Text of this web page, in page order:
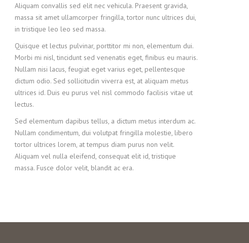
Aliquam convallis sed elit nec vehicula. Praesent gravida,
massa sit amet ullamcorper fringilla, tortor nunc ultrices dui,
in tristique leo leo sed massa.
Quisque et lectus pulvinar, porttitor mi non, elementum dui.
Morbi mi nisl, tincidunt sed venenatis eget, finibus eu mauris.
Nullam nisi lacus, feugiat eget varius eget, pellentesque
dictum odio. Sed sollicitudin viverra est, at aliquam metus
ultrices id. Duis eu purus vel nisl commodo facilisis vitae ut
lectus.
Sed elementum dapibus tellus, a dictum metus interdum ac.
Nullam condimentum, dui volutpat fringilla molestie, libero
tortor ultrices lorem, at tempus diam purus non velit.
Aliquam vel nulla eleifend, consequat elit id, tristique
massa. Fusce dolor velit, blandit ac era.